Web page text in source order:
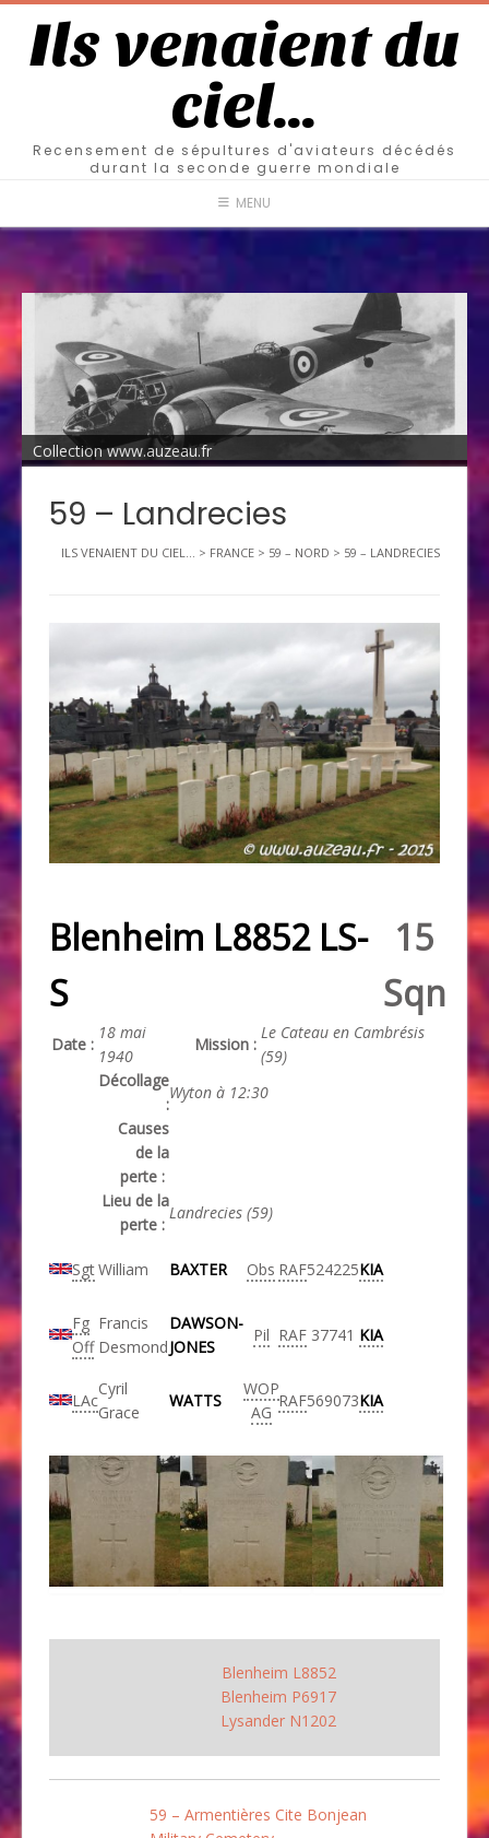
Ils venaient du
ciel…
Recensement de sépultures d'aviateurs décédés
durant la seconde guerre mondiale
MENU
Collection www.auzeau.fr
59 – Landrecies
ILS VENAIENT DU CIEL... > FRANCE > 59 – NORD > 59 – LANDRECIES
Blenheim L8852 LS-
S
15
Sqn
Date :
18 mai
1940
Mission :
Le Cateau en Cambrésis
(59)
Décollage
:
Wyton à 12:30
Causes
de la
perte :
Lieu de la
perte :
Landrecies (59)
SgtWilliam BAXTER Obs RAF524225KIA
Fg
Off
Francis
Desmond
DAWSON-
JONES
Pil RAF 37741 KIA
LAc
Cyril
Grace
WATTS
WOP
AG
RAF569073KIA
Blenheim L8852
Blenheim P6917
Lysander N1202
59 – Armentières Cite Bonjean